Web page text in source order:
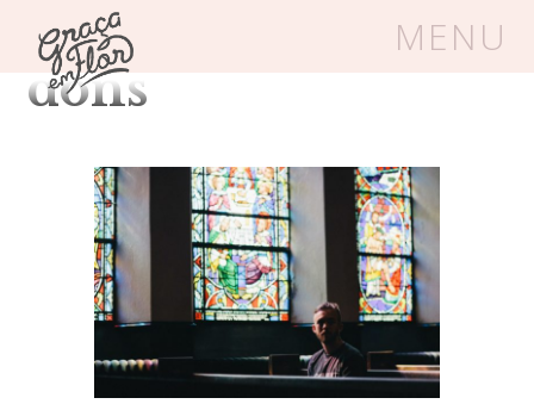
MENU
Um espaço seguro onde mulheres
Livros Carrinho Login
Tag Arquivos:
dons